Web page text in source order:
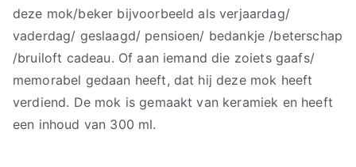
deze mok/beker bijvoorbeeld als verjaardag/
vaderdag/ geslaagd/ pensioen/ bedankje /beterschap
/bruiloft cadeau. Of aan iemand die zoiets gaafs/
memorabel gedaan heeft, dat hij deze mok heeft
verdiend. De mok is gemaakt van keramiek en heeft
een inhoud van 300 ml.